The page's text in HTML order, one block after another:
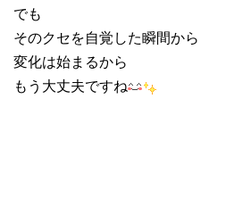
でも
そのクセを自覚した瞬間から
変化は始まるから
もう大丈夫ですね